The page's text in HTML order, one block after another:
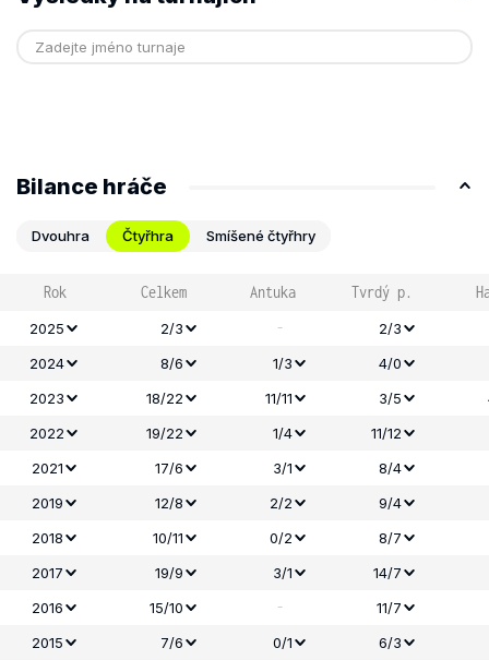
Bilance hráče
Dvouhra Čtyřhra Smíšené čtyřhry
Rok Celkem Antuka Tvrdý p.
2025 2/3 -
2/3
2024
8/6 1/3 4/0
2023
18/22 11/11 3/5
2022
19/22 1/4 11/12
2021
17/6 3/1
8/4
2019
12/8 2/2
9/4
2018
10/11 0/2 8/7
2017
19/9 3/1
14/7
2016
15/10 -
11/7
2015
7/6 0/1
6/3